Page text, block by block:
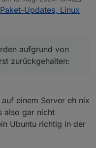
in ioBroker in den Admin
:(
die letzten 3
von Thomas Braun
Updates, Linux
aufgrund von
zurückgehalten:
einem Server eh nix
also gar nicht
Ubuntu richtig in der